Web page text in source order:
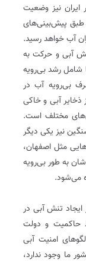
ایران نیز وضعیت
طبق پیش‌بینی‌های
یعنی سال1401، به بحران آب خواهد رسید.
آبی و حرکت به
شامل رشد بی‌رویه
بی‌رویه آب در
آبی و خاکی
مختلف است.
نیز یکی دیگر
مثل اصفهان،
به ‌طور بی‌رویه
می‌شود.
ایجاد تنش آبی در
حاکمیت و دولت
امنیت آبی
ما وجود ندارد،